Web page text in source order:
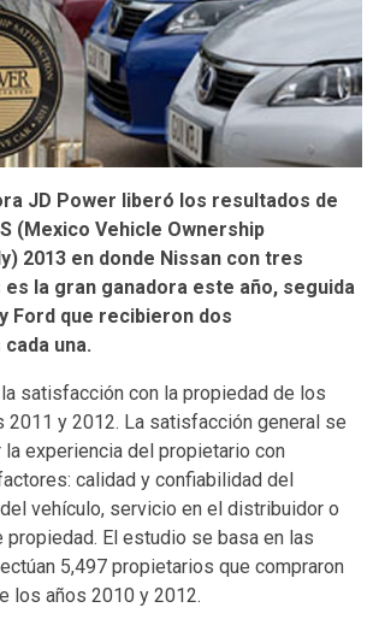
JD Power liberó los resultados de
(Mexico Vehicle Ownership
2013 en donde Nissan con tres
la gran ganadora este año, seguida
Ford que recibieron dos
una.
la satisfacción con la propiedad de los
2011 y 2012. La satisfacción general se
experiencia del propietario con
calidad y confiabilidad del
vehículo, servicio en el distribuidor o
propiedad. El estudio se basa en las
5,497 propietarios que compraron
los años 2010 y 2012.